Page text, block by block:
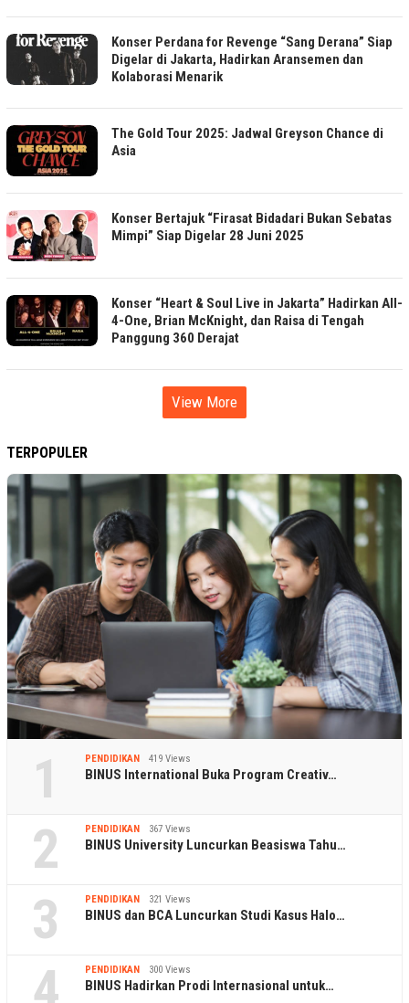
Konser Perdana for Revenge “Sang Derana” Siap
Digelar di Jakarta, Hadirkan Aransemen dan
Kolaborasi Menarik
The Gold Tour 2025: Jadwal Greyson Chance di
Asia
Konser Bertajuk “Firasat Bidadari Bukan Sebatas
Mimpi” Siap Digelar 28 Juni 2025
Konser “Heart & Soul Live in Jakarta” Hadirkan All-
4-One, Brian McKnight, dan Raisa di Tengah
Panggung 360 Derajat
View More
TERPOPULER
1 PENDIDIKAN 419 Views
BINUS International Buka Program Creativ…
2 PENDIDIKAN 367 Views
BINUS University Luncurkan Beasiswa Tahu…
3 PENDIDIKAN 321 Views
BINUS dan BCA Luncurkan Studi Kasus Halo…
4 PENDIDIKAN 300 Views
BINUS Hadirkan Prodi Internasional untuk…